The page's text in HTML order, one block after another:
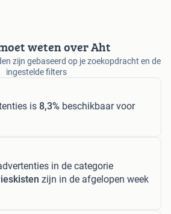
weten over Aht
zijn gebaseerd op je zoekopdracht en de
ingestelde filters
is 8,3% beschikbaar voor
in de categorie
zijn in de afgelopen week